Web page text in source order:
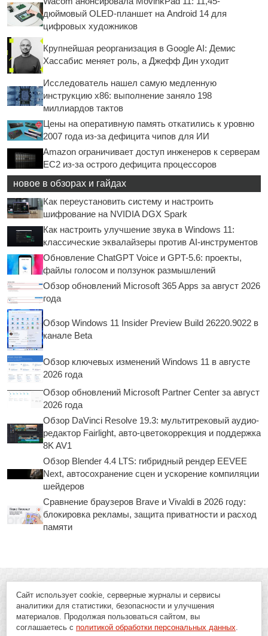
дюймовый OLED-планшет на Android 14 для
цифровых художников
Крупнейшая реорганизация в Google AI: Демис
Хассабис меняет роль, а Джефф Дин уходит
Исследователь нашел самую медленную
инструкцию x86: выполнение заняло 198
миллиардов тактов
Цены на оперативную память откатились к уровню
2007 года из-за дефицита чипов для ИИ
Amazon ограничивает доступ инженеров к серверам
EC2 из-за острого дефицита процессоров
новое в обзорах и гайдах
Как переустановить систему и настроить
шифрование на NVIDIA DGX Spark
Как настроить улучшение звука в Windows 11:
классические эквалайзеры против AI-инструментов
Обновление ChatGPT Voice и GPT-5.6: проекты,
файлы голосом и ползунок размышлений
Обзор обновлений Microsoft 365 Apps за август 2026
года
Обзор Windows 11 Insider Preview Build 26220.9022 в
канале Beta
Обзор ключевых изменений Windows 11 в августе
2026 года
Обзор обновлений Microsoft Partner Center за август
2026 года
Обзор DaVinci Resolve 19.3: мультитрековый аудио-
редактор Fairlight, авто-цветокоррекция и поддержка
8K AV1
Обзор Blender 4.4 LTS: гибридный рендер EEVEE
Next, автосохранение сцен и ускорение компиляции
шейдеров
Сравнение браузеров Brave и Vivaldi в 2026 году:
блокировка рекламы, защита приватности и расход
памяти
Сайт использует cookie, серверные журналы и сервисы
аналитики для статистики, безопасности и улучшения
материалов. Продолжая пользоваться сайтом, вы
соглашаетесь с политикой обработки персональных данных.